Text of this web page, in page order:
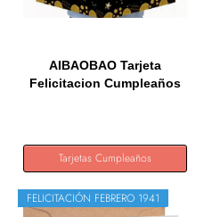
AIBAOBAO Tarjeta
Felicitacion Cumpleaños
Tarjetas Cumpleaños
FELICITACIÓN FEBRERO 1941